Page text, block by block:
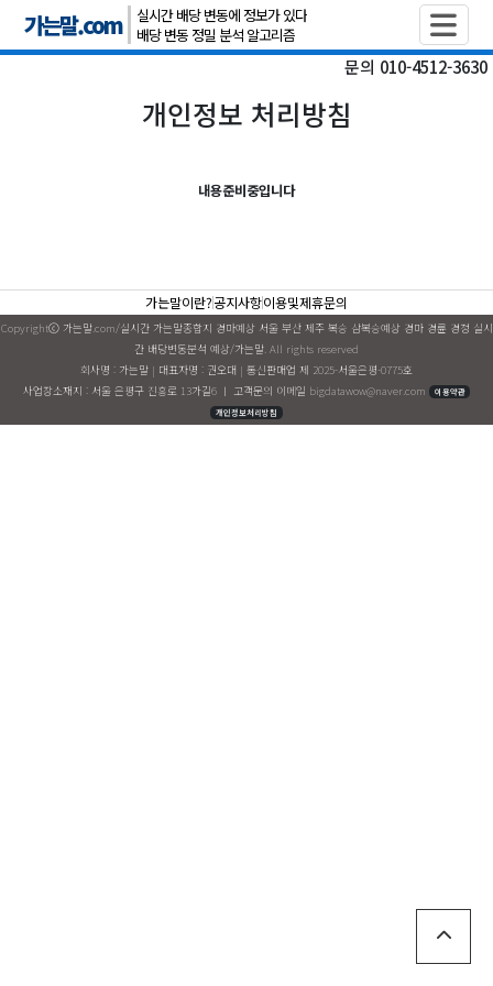
가는말.com
실시간 배당 변동에 정보가 있다
배당 변동 정밀 분석 알고리즘
문의 010-4512-3630
개인정보 처리방침
내용준비중입니다
가는말이란?공지사항이용및제휴문의
Copyrightⓒ 가는말.com/실시간 가는말종합지 경마예상 서울 부산 제주 복승 삼복승예상 경마 경륜 경정 실시
간 배당변동분석 예상/가는말. All rights reserved
회사명 : 가는말 | 대표자명 : 권오대 | 통신판매업 제 2025-서울은평-0775호
사업장소재지 : 서울 은평구 진흥로 13가길6 ㅣ 고객문의 이메일 bigdatawow@naver.com
이용약관
개인정보처리방침